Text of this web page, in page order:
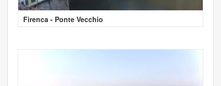
Firenca - Ponte Vecchio